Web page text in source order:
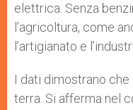
elettrica. Senza
l’agricoltura, come
l’artigianato e
I dati dimostrano che
terra. Si afferma nel